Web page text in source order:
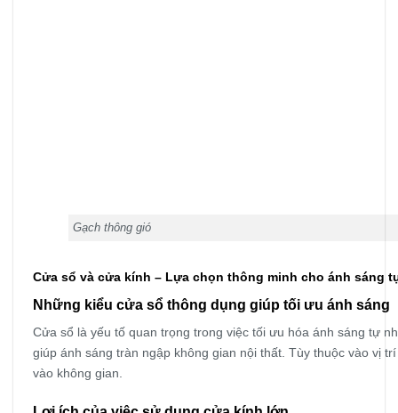
Gạch thông gió
Cửa sổ và cửa kính – Lựa chọn thông minh cho ánh sáng
Những kiểu cửa sổ thông dụng giúp tối ưu ánh sáng
Cửa sổ là yếu tố quan trọng trong việc tối ưu hóa ánh sáng tự
giúp ánh sáng tràn ngập không gian nội thất. Tùy thuộc vào vị
vào không gian.